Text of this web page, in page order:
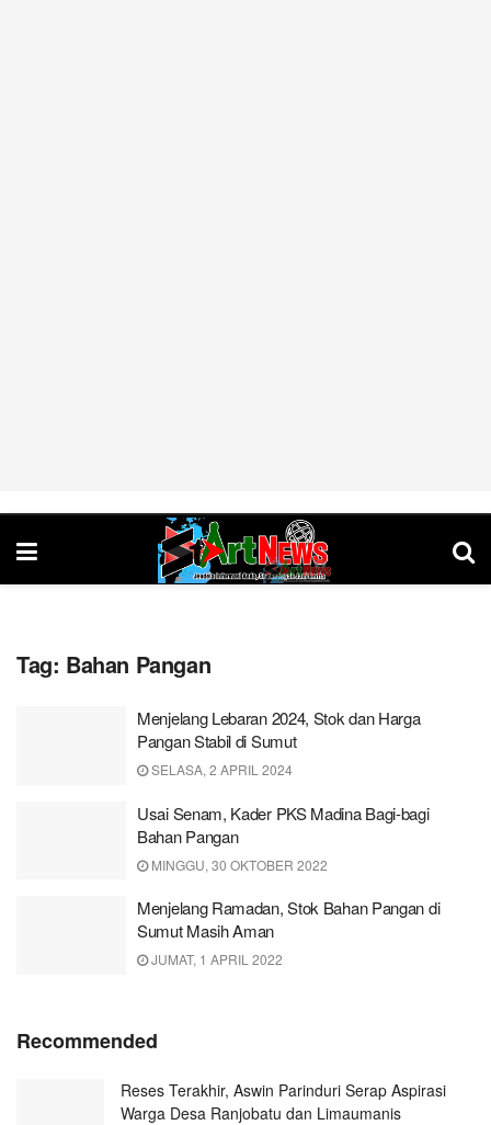
Tag: Bahan Pangan
Menjelang Lebaran 2024, Stok dan Harga
Pangan Stabil di Sumut
SELASA, 2 APRIL 2024
Usai Senam, Kader PKS Madina Bagi-bagi
Bahan Pangan
MINGGU, 30 OKTOBER 2022
Menjelang Ramadan, Stok Bahan Pangan di
Sumut Masih Aman
JUMAT, 1 APRIL 2022
Recommended
Reses Terakhir, Aswin Parinduri Serap Aspirasi
Warga Desa Ranjobatu dan Limaumanis